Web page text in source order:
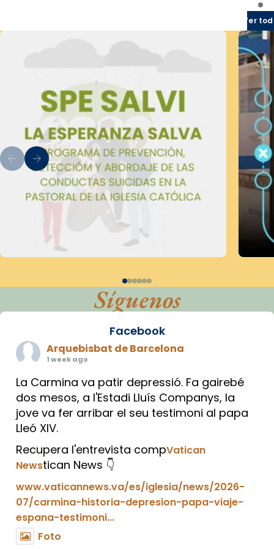
Ver
Síguenos
Facebook
Arquebisbat de Barcelona
1 week ago
La Carmina va patir depressió. Fa gairebé
dos mesos, a l'Estadi Lluís Companys, la
jove va fer arribar el seu testimoni al papa
Lleó XIV.
Recupera l'entrevista compVatican
Newstican News 👇
www.vaticannews.va/es/iglesia/news/2026-
07/carmina-historia-depresion-papa-viaje-
espana-testimoni...
Foto